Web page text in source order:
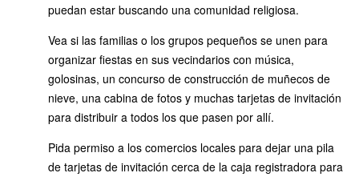
puedan estar buscando una comunidad religiosa.
Vea si las familias o los grupos pequeños se unen para
organizar fiestas en sus vecindarios con música,
golosinas, un concurso de construcción de muñecos de
nieve, una cabina de fotos y muchas tarjetas de invitación
para distribuir a todos los que pasen por allí.
Pida permiso a los comercios locales para dejar una pila
de tarjetas de invitación cerca de la caja registradora para